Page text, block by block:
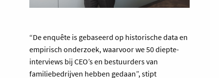
“De enquête is gebaseerd op historische data en
empirisch onderzoek, waarvoor we 50 diepte-
interviews bij CEO’s en bestuurders van
familiebedrijven hebben gedaan”, stipt